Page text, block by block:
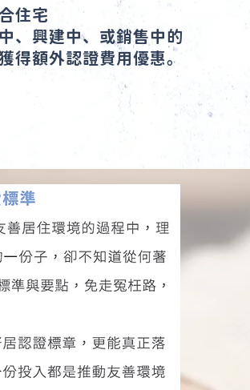
住宅
、興建中、或銷售中的
額外認證費用優惠。